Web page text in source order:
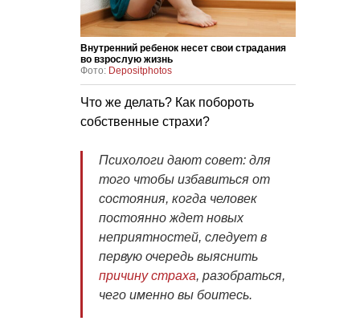
Внутренний ребенок несет свои страдания
во взрослую жизнь
Фото: Depositphotos
Что же делать? Как побороть
собственные страхи?
Психологи дают совет: для
того чтобы избавиться от
состояния, когда человек
постоянно ждет новых
неприятностей, следует в
первую очередь выяснить
причину страха, разобраться,
чего именно вы боитесь.